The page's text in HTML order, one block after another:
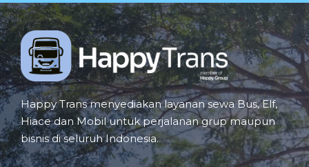
Happy Trans menyediakan layanan sewa Bus, Elf,
Hiace dan Mobil untuk perjalanan grup maupun
bisnis di seluruh Indonesia.